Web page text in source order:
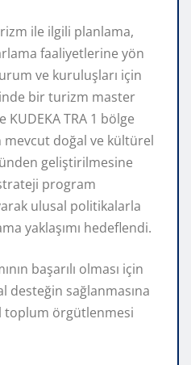
ile ilgili planlama,
faaliyetlerine yön
ve kuruluşları için
bir turizm master
KUDEKA TRA 1 bölge
mevcut doğal ve kültürel
geliştirilmesine
program
ulusal politikalarla
yaklaşımı hedeflendi.
başarılı olması için
desteğin sağlanmasına
toplum örgütlenmesi